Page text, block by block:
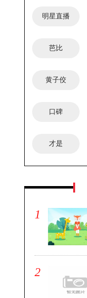
明星直播
芭比
黄子佼
口碑
才是
1
2